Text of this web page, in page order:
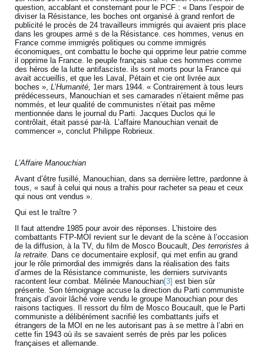
question, accablant et consternant pour le PCF : « Dans l’espoir de
diviser la Résistance, les boches ont organisé à grand renfort de
publicité le procès de 24 travailleurs immigrés qui avaient pris place
dans les groupes armé s de la Résistance. ces hommes, venus en
France comme immigrés politiques ou comme immigrés
économiques, ont combattu le boche qui opprime leur patrie comme
il opprime la France. le peuple français salue ces hommes comme
des héros de la lutte antifasciste. ils sont morts pour la France qui
avait accueillis, et que les Laval, Pétain et cie ont livrée aux
boches »,L’Humanité, 1er mars 1944. « Contrairement à tous leurs
prédécesseurs, Manouchian et ses camarades n’étaient même pas
nommés, et leur qualité de communistes n’était pas même
mentionnée dans le journal du Parti. Jacques Duclos qui le
contrôlait, était passé par-là. L’affaire Manouchian venait de
commencer », conclut Philippe Robrieux.
L’Affaire Manouchian
Avant d’être fusillé, Manouchian, dans sa dernière lettre, pardonne à
tous, « sauf à celui qui nous a trahis pour racheter sa peau et ceux
qui nous ont vendus ».
Qui est le traître ?
Il faut attendre 1985 pour avoir des réponses. L’histoire des
combattants FTP-MOI revient sur le devant de la scène à l’occasion
de la diffusion, à la TV, du film de Mosco Boucault,Des terroristes à
la retraite. Dans ce documentaire explosif, qui met enfin au grand
jour le rôle primordial des immigrés dans la réalisation des faits
d’armes de la Résistance communiste, les derniers survivants
racontent leur combat. Mélinée Manouchian[3] est bien sûr
présente. Son témoignage accuse la direction du Parti communiste
français d’avoir lâché voire vendu le groupe Manouchian pour des
raisons tactiques. Il ressort du film de Mosco Boucault, que le Parti
communiste a délibérément sacrifié les combattants juifs et
étrangers de la MOI en ne les autorisant pas à se mettre à l’abri en
cette fin 1943 où ils se savaient serrés de près par les polices
françaises et allemande.